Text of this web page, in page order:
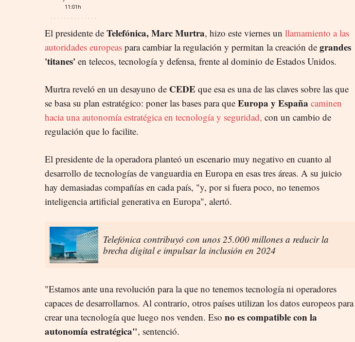
11:01h
El presidente de Telefónica, Marc Murtra, hizo este viernes un llamamiento a las
autoridades europeas para cambiar la regulación y permitan la creación de grandes
'titanes' en telecos, tecnología y defensa, frente al dominio de Estados Unidos.
Murtra reveló en un desayuno de CEDE que esa es una de las claves sobre las que
se basa su plan estratégico: poner las bases para que Europa y España caminen
hacia una autonomía estratégica en tecnología y seguridad, con un cambio de
regulación que lo facilite.
El presidente de la operadora planteó un escenario muy negativo en cuanto al
desarrollo de tecnologías de vanguardia en Europa en esas tres áreas. A su juicio
hay demasiadas compañías en cada país, "y, por si fuera poco, no tenemos
inteligencia artificial generativa en Europa", alertó.
Telefónica contribuyó con unos 25.000 millones a reducir la
brecha digital e impulsar la inclusión en 2024
"Estamos ante una revolución para la que no tenemos tecnología ni operadores
capaces de desarrollarnos. Al contrario, otros países utilizan los datos europeos para
crear una tecnología que luego nos venden. Eso no es compatible con la
autonomía estratégica", sentenció.